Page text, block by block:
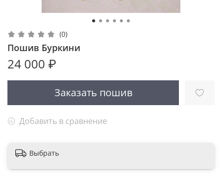
(0)
Пошив Буркини
24 000 ₽
Заказать пошив
Добавить в сравнение
Выбрать